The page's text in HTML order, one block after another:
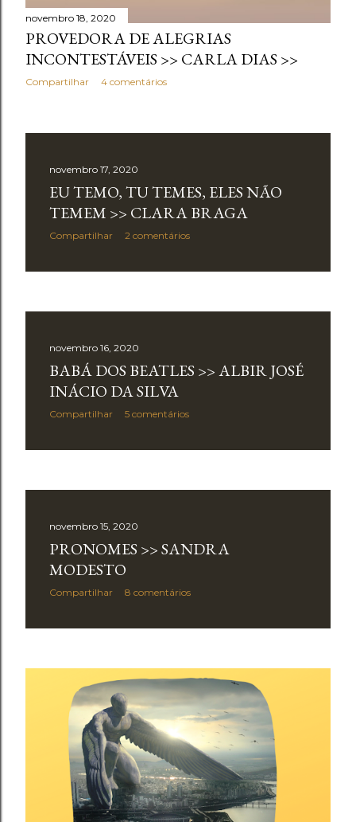
novembro 18, 2020
PROVEDORA DE ALEGRIAS
INCONTESTÁVEIS >> CARLA DIAS >>
Compartilhar 4 comentários
novembro 17, 2020
EU TEMO, TU TEMES, ELES NÃO
TEMEM >> CLARA BRAGA
Compartilhar 2 comentários
novembro 16, 2020
BABÁ DOS BEATLES >> ALBIR JOSÉ
INÁCIO DA SILVA
Compartilhar 5 comentários
novembro 15, 2020
PRONOMES >> SANDRA
MODESTO
Compartilhar 8 comentários